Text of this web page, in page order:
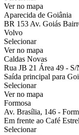
Ver no mapa
Aparecida de Goiânia
BR 153 Av. Goiás
Volvo
Selecionar
Ver no mapa
Caldas Novas
Rua JB 21 Área 49 -
Saída principal para
Selecionar
Ver no mapa
Formosa
Av. Brasília, 146 -
Em frente ao Café
Selecionar